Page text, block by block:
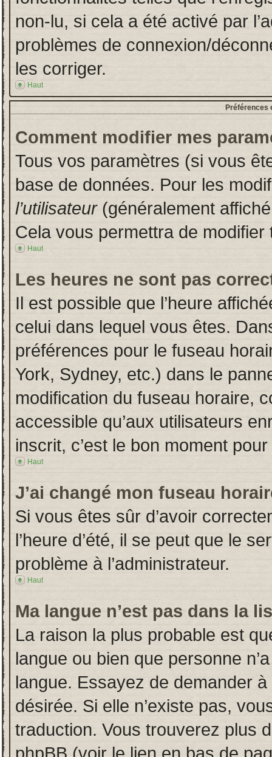
non-lu, si cela a été activé par
problèmes de connexion/
les corriger.
Haut
Préférences
Comment modifier mes
Tous vos paramètres (si vous
base de données. Pour les
l’utilisateur(généralement
Cela vous permettra de
Haut
Les heures ne sont pas
Il est possible que l’heure
celui dans lequel vous êtes.
préférences pour le fuseau
York, Sydney, etc.) dans le
modification du fuseau horaire,
accessible qu’aux utilisateurs
inscrit, c’est le bon moment
Haut
J’ai changé mon fuseau
Si vous êtes sûr d’avoir
l’heure d’été, il se peut que le
problème à l’administrateur.
Haut
Ma langue n’est pas dans la
La raison la plus probable est
langue ou bien que personne
langue. Essayez de demander à
désirée. Si elle n’existe pas,
traduction. Vous trouverez plus